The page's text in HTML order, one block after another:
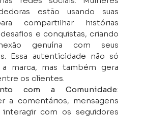
estão usando suas
compartilhar histórias
e conquistas, criando
genuína com seus
Essa autenticidade não só
marca, mas também gera
os clientes.
com a Comunidade:
a comentários, mensagens
com os seguidores